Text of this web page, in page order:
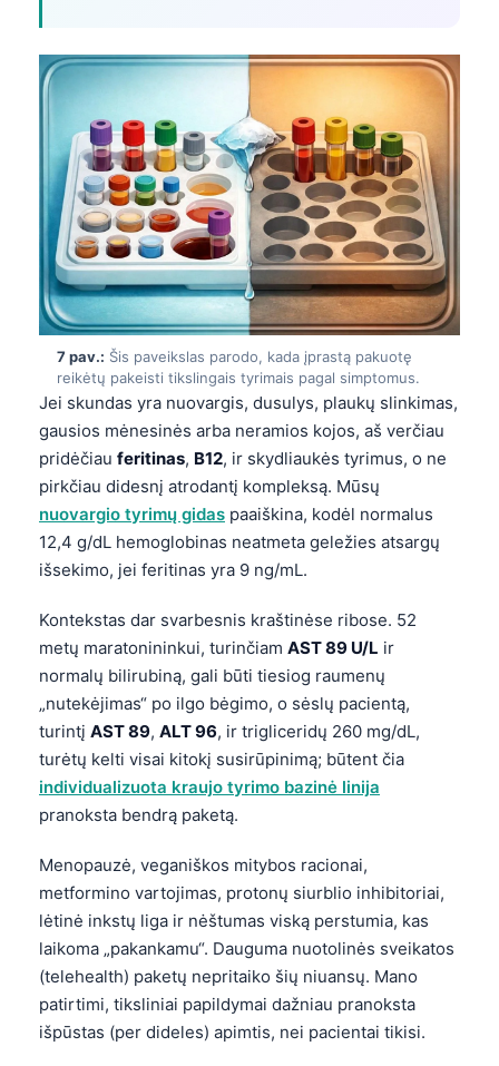
7 pav.: Šis paveikslas parodo, kada įprastą pakuotę
reikėtų pakeisti tikslingais tyrimais pagal simptomus.
Jei skundas yra nuovargis, dusulys, plaukų slinkimas,
gausios mėnesinės arba neramios kojos, aš verčiau
pridėčiau feritinas, B12, ir skydliaukės tyrimus, o ne
pirkčiau didesnį atrodantį kompleksą. Mūsų
nuovargio tyrimų gidas paaiškina, kodėl normalus
12,4 g/dL hemoglobinas neatmeta geležies atsargų
išsekimo, jei feritinas yra 9 ng/mL.
Kontekstas dar svarbesnis kraštinėse ribose. 52
metų maratonininkui, turinčiam AST 89 U/L ir
normalų bilirubiną, gali būti tiesiog raumenų
„nutekėjimas“ po ilgo bėgimo, o sėslų pacientą,
turintį AST 89, ALT 96, ir trigliceridų 260 mg/dL,
turėtų kelti visai kitokį susirūpinimą; būtent čia
individualizuota kraujo tyrimo bazinė linija
pranoksta bendrą paketą.
Menopauzė, veganiškos mitybos racionai,
metformino vartojimas, protonų siurblio inhibitoriai,
lėtinė inkstų liga ir nėštumas viską perstumia, kas
laikoma „pakankamu“. Dauguma nuotolinės sveikatos
(telehealth) paketų nepritaiko šių niuansų. Mano
patirtimi, tiksliniai papildymai dažniau pranoksta
išpūstas (per dideles) apimtis, nei pacientai tikisi.
ગુજરાતી
ಕನ್ನಡ
മലയാളം
Bahasa Melayu
Tiếng Việt
ไทย
ဗမာစာ
ភាសាខ្មែរ
Kiswahili
አማርኛ
Українська
O‘zbekcha
Català
Қазақ тілі
Suomi
Hrvatski
Slovenčina
پښتو
سنڌي
සිංහල
অসমীয়া
Galego
Latviešu valoda
Euskara